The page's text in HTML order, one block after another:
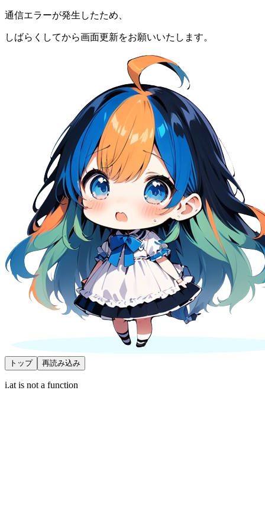
通信エラーが発生したため、
しばらくしてから画面更新をお願いいたします。
トップ 再読み込み
i.at is not a function